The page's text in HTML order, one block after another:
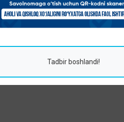
Tadbir boshlandi!